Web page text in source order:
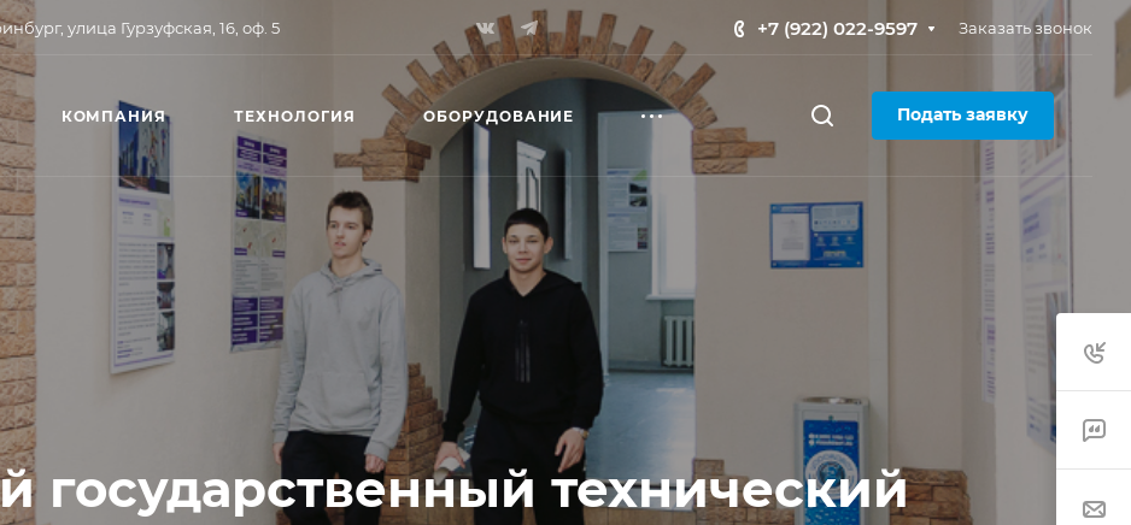
улица Гурзуфская, 16, оф. 5 +7 (922) 022-9597 Заказать звонок
КОМПАНИЯ ТЕХНОЛОГИЯ ОБОРУДОВАНИЕ Подать заявку
государственный технический